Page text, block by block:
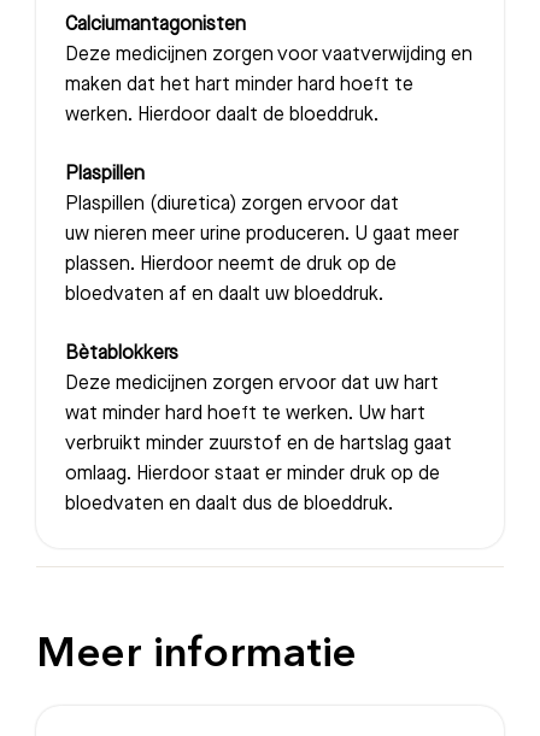
Calciumantagonisten
Deze medicijnen zorgen voor vaatverwijding en
maken dat het hart minder hard hoeft te
werken. Hierdoor daalt de bloeddruk.
Plaspillen
Plaspillen (diuretica) zorgen ervoor dat
uw nieren meer urine produceren. U gaat meer
plassen. Hierdoor neemt de druk op de
bloedvaten af en daalt uw bloeddruk.
Bètablokkers
Deze medicijnen zorgen ervoor dat uw hart
wat minder hard hoeft te werken. Uw hart
verbruikt minder zuurstof en de hartslag gaat
omlaag. Hierdoor staat er minder druk op de
bloedvaten en daalt dus de bloeddruk.
Meer informatie